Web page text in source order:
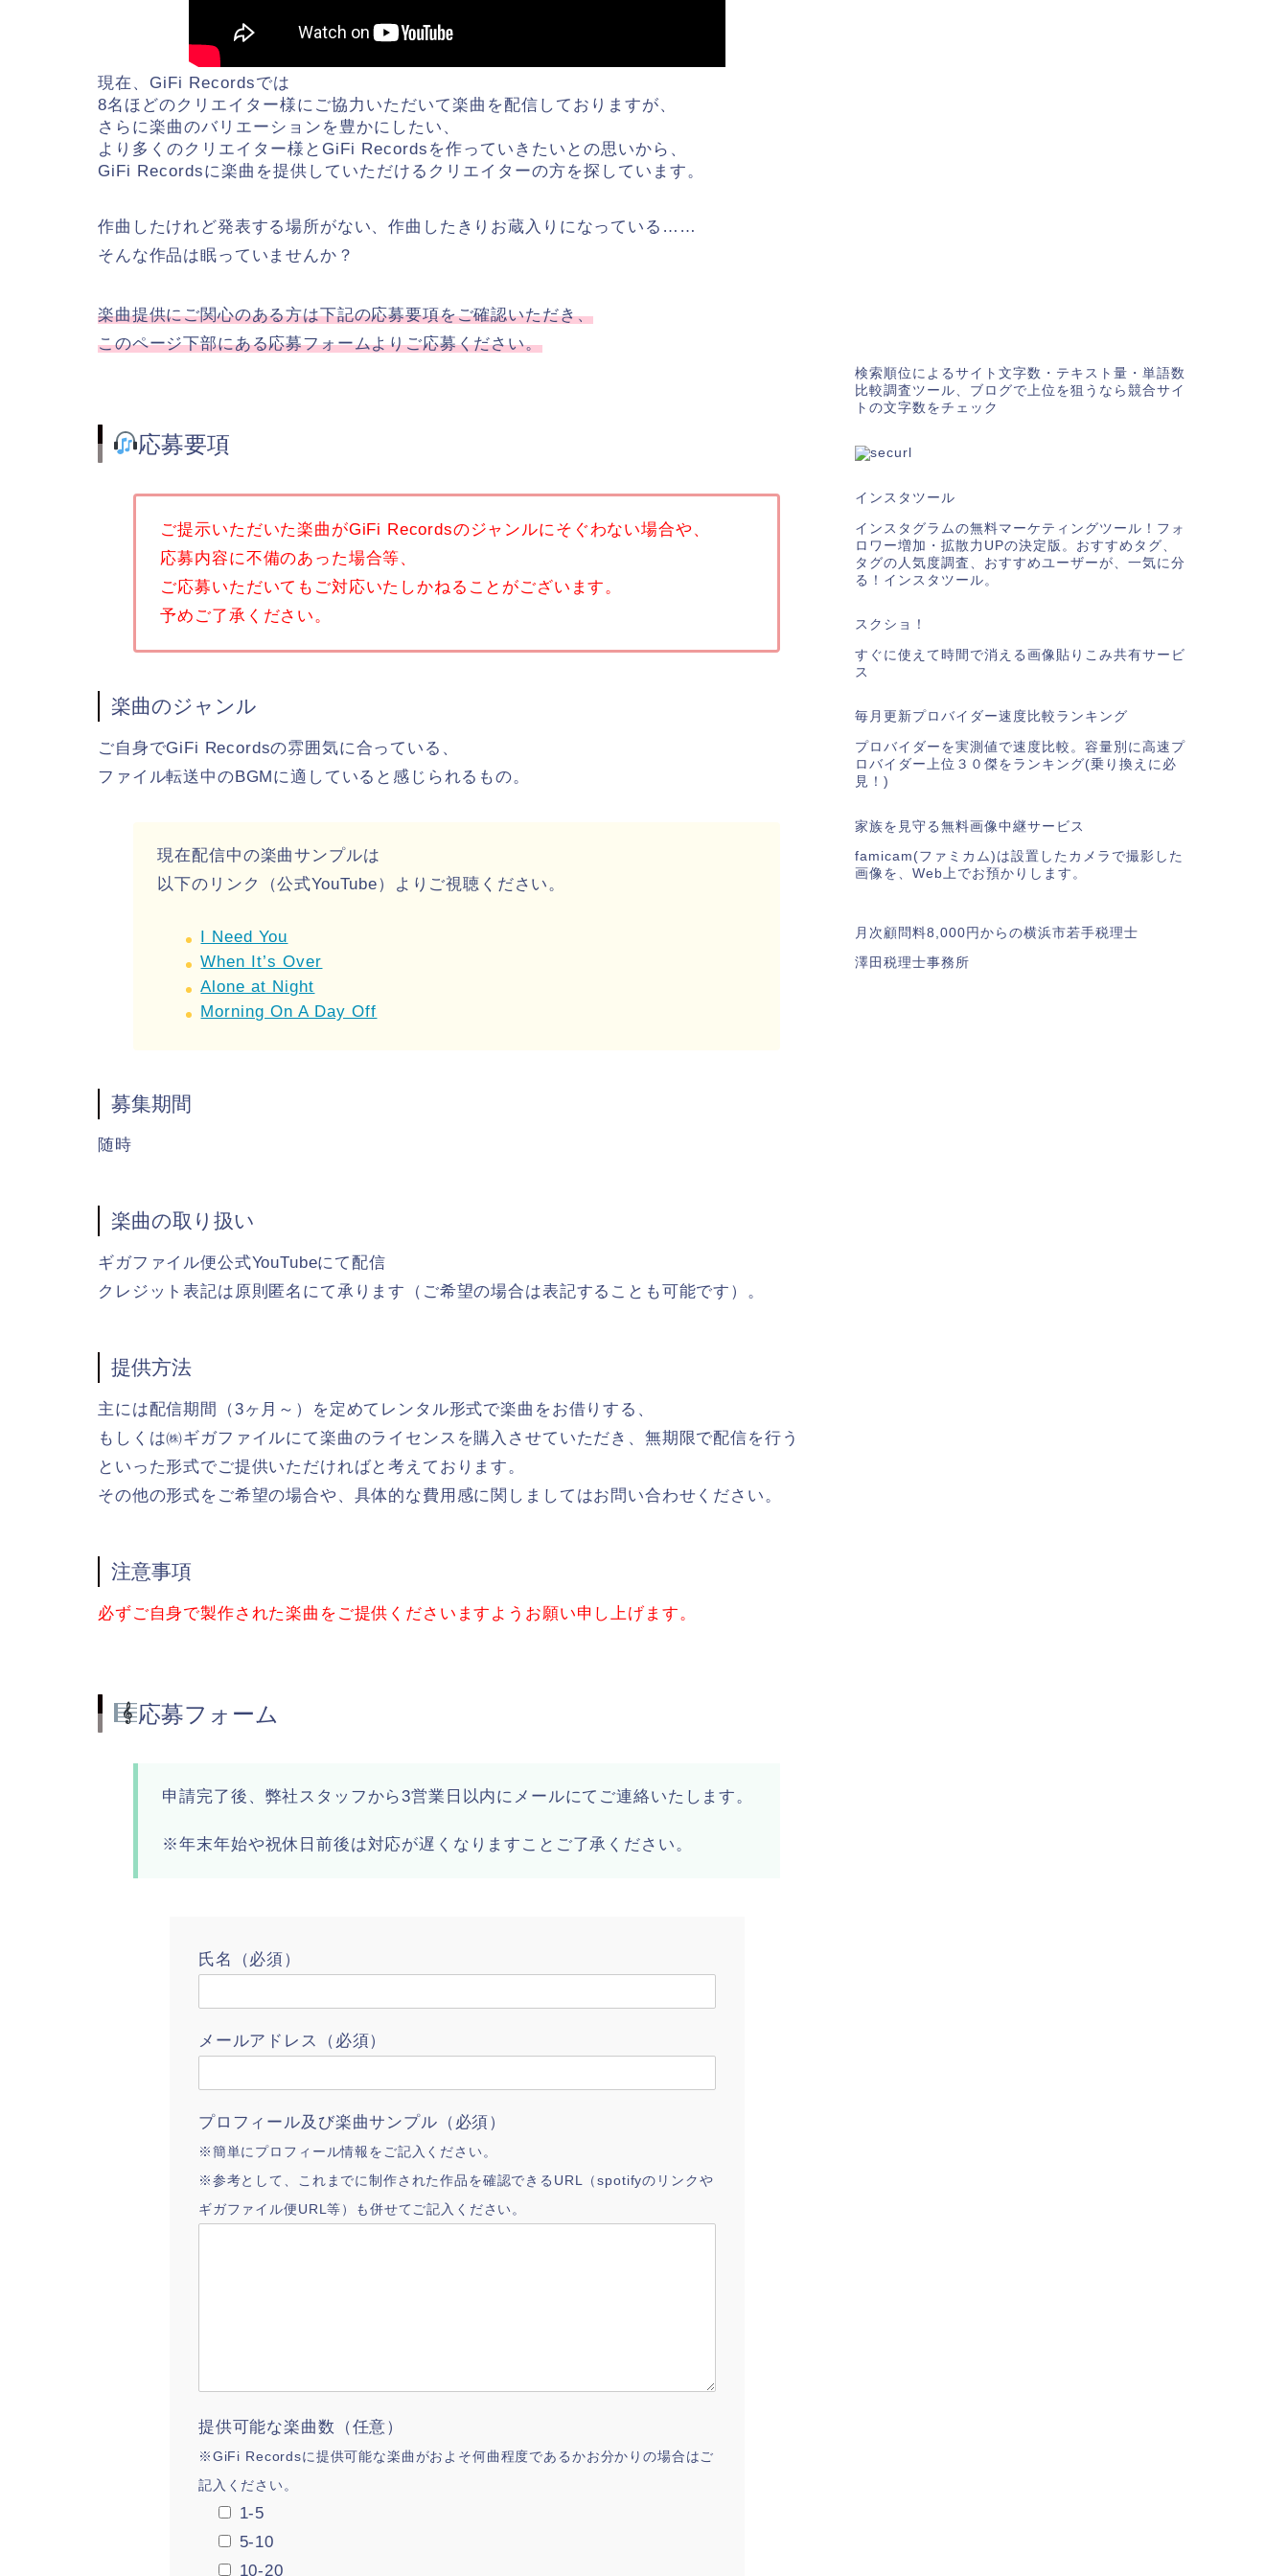
現在、GiFi Recordsでは
8名ほどのクリエイター様にご協力いただいて楽曲を配信しておりますが、
さらに楽曲のバリエーションを豊かにしたい、
より多くのクリエイター様とGiFi Recordsを作っていきたいとの思いから、
GiFi Recordsに楽曲を提供していただけるクリエイターの方を探しています。
作曲したけれど発表する場所がない、作曲したきりお蔵入りになっている……
そんな作品は眠っていませんか？
楽曲提供にご関心のある方は下記の応募要項をご確認いただき、
このページ下部にある応募フォームよりご応募ください。
応募要項
ご提示いただいた楽曲がGiFi Recordsのジャンルにそぐわない場合や、
応募内容に不備のあった場合等、
ご応募いただいてもご対応いたしかねることがございます。
予めご了承ください。
楽曲のジャンル
ご自身でGiFi Recordsの雰囲気に合っている、
ファイル転送中のBGMに適していると感じられるもの。
現在配信中の楽曲サンプルは
以下のリンク（公式YouTube）よりご視聴ください。
I Need You
When It’s Over
Alone at Night
Morning On A Day Off
募集期間
随時
楽曲の取り扱い
ギガファイル便公式YouTubeにて配信
クレジット表記は原則匿名にて承ります（ご希望の場合は表記することも可能です）。
提供方法
主には配信期間（3ヶ月～）を定めてレンタル形式で楽曲をお借りする、
もしくは㈱ギガファイルにて楽曲のライセンスを購入させていただき、無期限で配信を行う
といった形式でご提供いただければと考えております。
その他の形式をご希望の場合や、具体的な費用感に関しましてはお問い合わせください。
注意事項
必ずご自身で製作された楽曲をご提供くださいますようお願い申し上げます。
応募フォーム
申請完了後、弊社スタッフから3営業日以内にメールにてご連絡いたします。
※年末年始や祝休日前後は対応が遅くなりますことご了承ください。
氏名（必須）
メールアドレス（必須）
プロフィール及び楽曲サンプル（必須）
※簡単にプロフィール情報をご記入ください。
※参考として、これまでに制作された作品を確認できるURL（spotifyのリンクや
ギガファイル便URL等）も併せてご記入ください。
提供可能な楽曲数（任意）
※GiFi Recordsに提供可能な楽曲がおよそ何曲程度であるかお分かりの場合はご
記入ください。
1-5
5-10
10-20
検索順位によるサイト文字数・テキスト量・単語数
比較調査ツール、ブログで上位を狙うなら競合サイ
トの文字数をチェック
インスタツール
インスタグラムの無料マーケティングツール！フォ
ロワー増加・拡散力UPの決定版。おすすめタグ、
タグの人気度調査、おすすめユーザーが、一気に分
る！インスタツール。
スクショ！
すぐに使えて時間で消える画像貼りこみ共有サービ
ス
毎月更新プロバイダー速度比較ランキング
プロバイダーを実測値で速度比較。容量別に高速プ
ロバイダー上位３０傑をランキング(乗り換えに必
見！)
家族を見守る無料画像中継サービス
famicam(ファミカム)は設置したカメラで撮影した
画像を、Web上でお預かりします。
月次顧問料8,000円からの横浜市若手税理士
澤田税理士事務所